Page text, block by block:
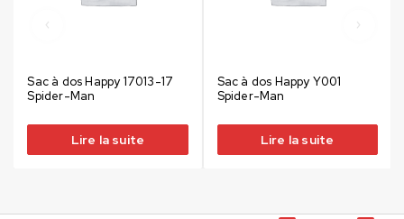
Sac à dos Happy 17013-17
Spider-Man
Lire la suite
Sac à dos Happy Y001
Spider-Man
Lire la suite